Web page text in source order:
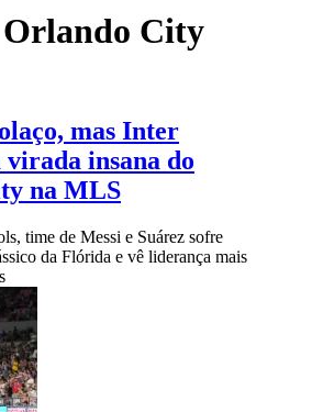
Orlando City
mas Inter
insana do
na MLS
time de Messi e Suárez sofre
da Flórida e vê liderança mais